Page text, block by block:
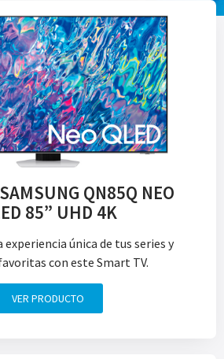
QN85Q NEO
85” UHD 4K
experiencia única de tus series y
con este Smart TV.
VER PRODUCTO